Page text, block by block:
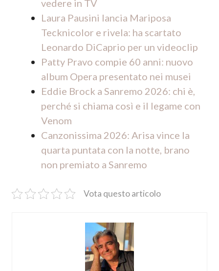
vedere in TV
Laura Pausini lancia Mariposa
Tecknicolor e rivela: ha scartato
Leonardo DiCaprio per un videoclip
Patty Pravo compie 60 anni: nuovo
album Opera presentato nei musei
Eddie Brock a Sanremo 2026: chi è,
perché si chiama così e il legame con
Venom
Canzonissima 2026: Arisa vince la
quarta puntata con la notte, brano
non premiato a Sanremo
Vota questo articolo